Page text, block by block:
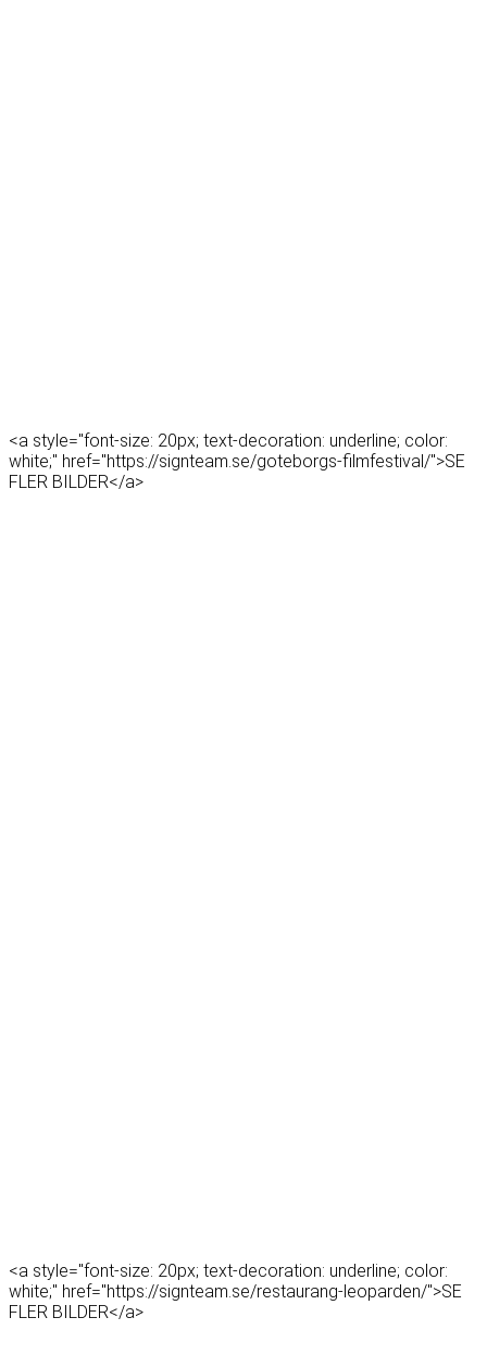
<a style="font-size: 20px; text-decoration: underline; color:
white;" href="https://signteam.se/goteborgs-filmfestival/">SE
FLER BILDER</a>
<a style="font-size: 20px; text-decoration: underline; color:
white;" href="https://signteam.se/restaurang-leoparden/">SE
FLER BILDER</a>